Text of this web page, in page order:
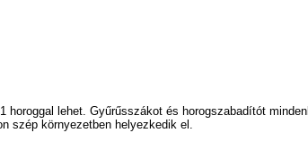
horoggal lehet. Gyűrűsszákot és horogszabadítót
szép környezetben helyezkedik el.